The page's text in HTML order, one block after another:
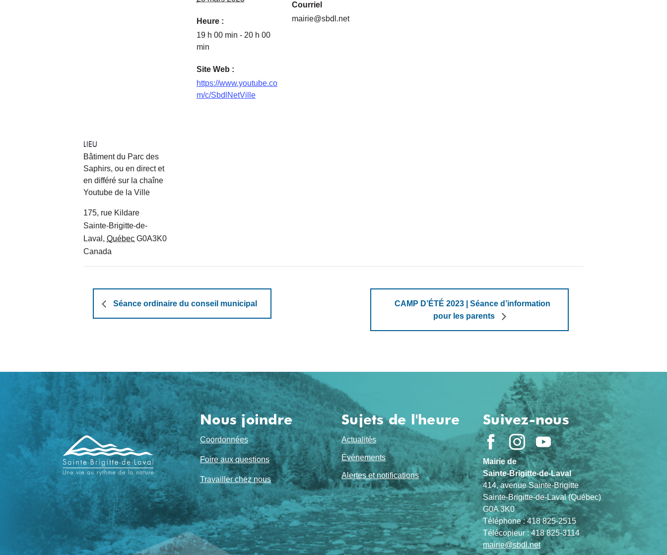
Heure :
19 h 00 min - 20 h 00
min
Site Web :
https://www.youtube.co
m/c/SbdlNetVille
Courriel
mairie@sbdl.net
LIEU
Bâtiment du Parc des
Saphirs, ou en direct et
en différé sur la chaîne
Youtube de la Ville
175, rue Kildare
Sainte-Brigitte-de-
Laval , Québec G0A3K0
Canada
Séance ordinaire du conseil municipal
CAMP D’ÉTÉ 2023 | Séance d’information
pour les parents
Navigation
de
pied
Nous joindre
Coordonnées
Foire aux questions
Travailler chez nous
Sujets de l'heure
Actualités
Événements
Alertes et notifications
Suivez-nous
Mairie de
Sainte-Brigitte-de-Laval
414, avenue Sainte-Brigitte
Sainte-Brigitte-de-Laval (Québec)
G0A 3K0
Téléphone : 418 825-2515
Télécopieur : 418 825-3114
mairie@sbdl.net